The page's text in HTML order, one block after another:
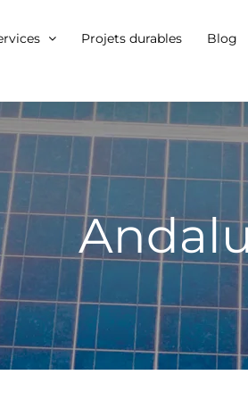
Projets durables Blog